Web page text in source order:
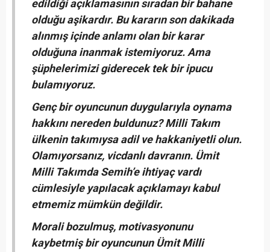
edildiği açıklamasının sıradan bir bahane
olduğu aşikardır. Bu kararın son dakikada
alınmış içinde anlamı olan bir karar
olduğuna inanmak istemiyoruz. Ama
şüphelerimizi giderecek tek bir ipucu
bulamıyoruz.
Genç bir oyuncunun duygularıyla oynama
hakkını nereden buldunuz? Milli Takım
ülkenin takımıysa adil ve hakkaniyetli olun.
Olamıyorsanız, vicdanlı davranın. Ümit
Milli Takımda Semih’e ihtiyaç vardı
cümlesiyle yapılacak açıklamayı kabul
etmemiz mümkün değildir.
Morali bozulmuş, motivasyonunu
kaybetmiş bir oyuncunun Ümit Milli